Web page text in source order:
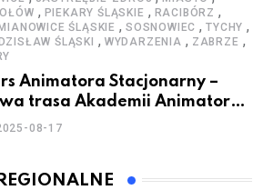
, PIEKARY ŚLĄSKIE , RACIBÓRZ ,
ŚLĄSKIE ,SOSNOWIEC ,TYCHY ,
ŚLĄSKI , WYDARZENIA , ZABRZE ,
Animatora Stacjonarny –
trasa Akademii Animatora
2025
08-17